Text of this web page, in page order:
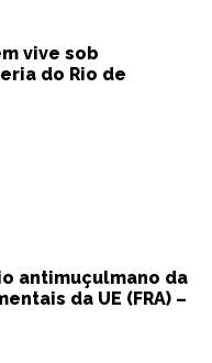
vive sob
do Rio de
antimuçulmano da
da UE (FRA) –